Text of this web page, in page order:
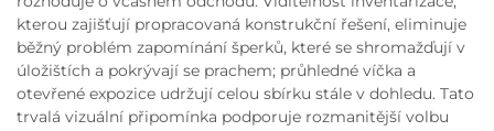
kterou zajišťují propracovaná konstrukční řešení, eliminuje
běžný problém zapomínání šperků, které se shromažďují v
úložištích a pokrývají se prachem; průhledné víčka a
otevřené expozice udržují celou sbírku stále v dohledu. Tato
trvalá vizuální připomínka podporuje rozmanitější volbu